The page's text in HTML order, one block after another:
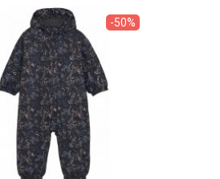
-50%